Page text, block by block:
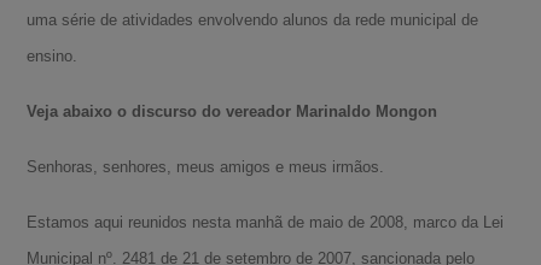
uma série de atividades envolvendo alunos da rede municipal de
ensino.
Veja abaixo o discurso do vereador Marinaldo Mongon
Senhoras, senhores, meus amigos e meus irmãos.
Estamos aqui reunidos nesta manhã de maio de 2008, marco da Lei
Municipal nº. 2481 de 21 de setembro de 2007, sancionada pelo